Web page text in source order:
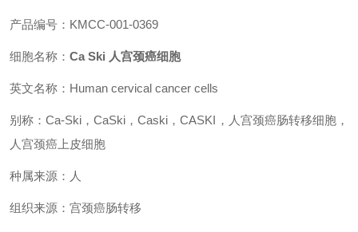
产品编号：KMCC-001-0369
细胞名称： Ca Ski 人宫颈癌细胞
英文名称：Human cervical cancer cells
别称：Ca-Ski，CaSki，Caski，CASKI，人宫颈癌肠转移细胞，
人宫颈癌上皮细胞
种属来源：人
组织来源：宫颈癌肠转移